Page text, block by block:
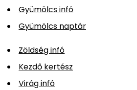
Gyümölcs infó
Gyümölcs naptár
Zöldség infó
Kezdő kertész
Virág infó